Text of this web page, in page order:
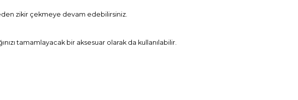
zikir çekmeye devam edebilirsiniz.
tamamlayacak bir aksesuar olarak da kullanılabilir.